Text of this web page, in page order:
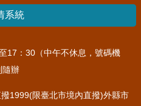
系統
17：30（中午不休息，號碼機
隨辦
1999(限臺北市境內直撥)外縣市